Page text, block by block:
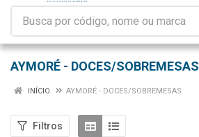
AYMORÉ - DOCES/SOBREMESAS
INÍCIO AYMORÉ - DOCES/SOBREMESAS
Filtros